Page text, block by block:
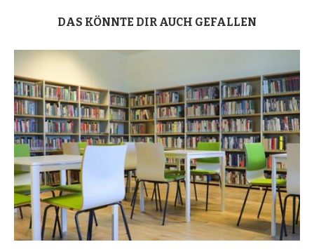
DAS KÖNNTE DIR AUCH GEFALLEN